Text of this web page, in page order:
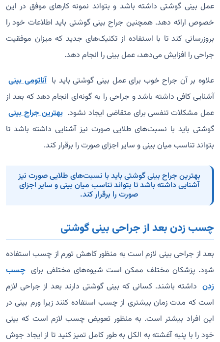
عمل بینی گوشتی داشته باشد و بتواند نمونه کارهای موفق در این
خصوص ارائه دهد. همچنین جراح بینی گوشتی باید اطلاعات خود را
بروزرسانی کند تا با استفاده از تکنیک‌های جدید که میزان موفقیت
جراحی را افزایش می‌دهد، عمل بینی را انجام دهد.
علاوه بر آن جراح خوب برای عمل بینی گوشتی باید با آناتومی بینی
آشنایی کافی داشته باشد و جراحی را به گونه‌ای انجام دهد که بعد از
عمل مشکلات تنفسی برای متقاضی ایجاد نشود. بهترین جراح بینی
گوشتی باید با نسبت‌های طلایی صورت نیز آشنایی داشته باشد تا
بتواند تناسب میان بینی و سایر اجزای صورت را برقرار کند.
بهترین جراح بینی گوشتی باید با نسبت‌های طلایی صورت نیز
آشنایی داشته باشد تا بتواند تناسب میان بینی و سایر اجزای
صورت را برقرار کند.
چسب زدن بعد از جراحی بینی گوشتی
بعد از جراحی بینی لازم است به منظور کاهش تورم از چسب استفاده
شود. پزشکان مختلف ممکن است شیوه‌های مختلفی برای چسب
زدن داشته باشند. کسانی که بینی گوشتی دارند بعد از جراحی لازم
است که مدت زمان بیشتری از چسب استفاده کنند زیرا ورم بینی در
این افراد بیشتر است. به منظور تعویض چسب لازم است که بینی
خود را با پنبه آغشته به الکل به طور کامل تمیز کنید تا از ایجاد جوش